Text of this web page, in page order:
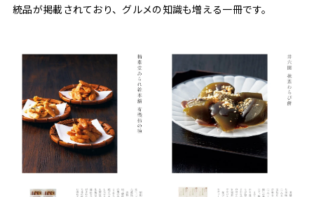
統品が掲載されており、グルメの知識も増える一冊です。